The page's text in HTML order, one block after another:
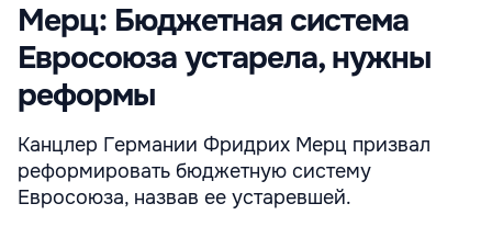
Мерц: Бюджетная система
Евросоюза устарела, нужны
реформы
Канцлер Германии Фридрих Мерц призвал
реформировать бюджетную систему
Евросоюза, назвав ее устаревшей.